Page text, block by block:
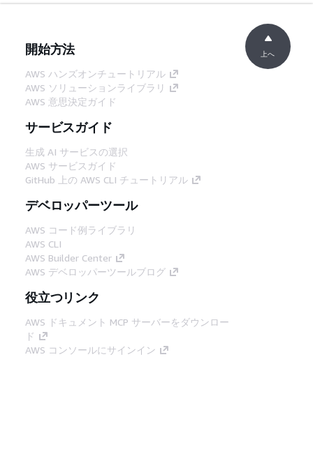
開始方法
AWS ハンズオンチュートリアル
AWS ソリューションライブラリ
AWS 意思決定ガイド
サービスガイド
生成 AI サービスの選択
AWS サービスガイド
GitHub 上の AWS CLI チュートリアル
デベロッパーツール
AWS コード例ライブラリ
AWS CLI
AWS Builder Center
AWS デベロッパーツールブログ
役立つリンク
AWS ドキュメント MCP サーバーをダウンロー
ド
AWS コンソールにサインイン
上へ